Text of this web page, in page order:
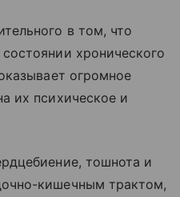
в том, что
хронического
огромное
их психическое и
тошнота и
кишечным трактом,